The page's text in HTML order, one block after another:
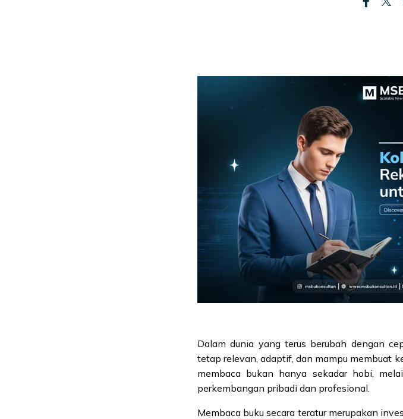
Dalam dunia yang terus berubah dengan
tetap relevan, adaptif, dan mampu membuat
membaca bukan hanya sekadar hobi,
perkembangan pribadi dan profesional.
Membaca buku secara teratur merupakan